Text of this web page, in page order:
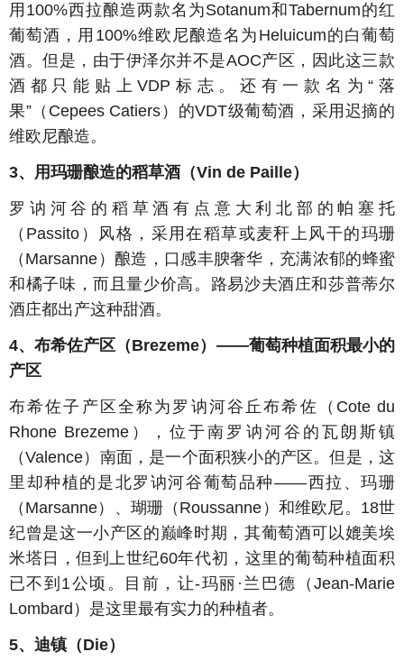
用100%西拉酿造两款名为Sotanum和Tabernum的红
葡萄酒，用100%维欧尼酿造名为Heluicum的白葡萄
酒。但是，由于伊泽尔并不是AOC产区，因此这三款
酒都只能贴上VDP标志。还有一款名为“落
果”（Cepees Catiers）的VDT级葡萄酒，采用迟摘的
维欧尼酿造。
3、用玛珊酿造的稻草酒（Vin de Paille）
罗讷河谷的稻草酒有点意大利北部的帕塞托
（Passito）风格，采用在稻草或麦秆上风干的玛珊
（Marsanne）酿造，口感丰腴奢华，充满浓郁的蜂蜜
和橘子味，而且量少价高。路易沙夫酒庄和莎普蒂尔
酒庄都出产这种甜酒。
4、布希佐产区（Brezeme）——葡萄种植面积最小的
产区
布希佐子产区全称为罗讷河谷丘布希佐（Cote du
Rhone Brezeme），位于南罗讷河谷的瓦朗斯镇
（Valence）南面，是一个面积狭小的产区。但是，这
里却种植的是北罗讷河谷葡萄品种——西拉、玛珊
（Marsanne）、瑚珊（Roussanne）和维欧尼。18世
纪曾是这一小产区的巅峰时期，其葡萄酒可以媲美埃
米塔日，但到上世纪60年代初，这里的葡萄种植面积
已不到1公顷。目前，让-玛丽·兰巴德（Jean-Marie
Lombard）是这里最有实力的种植者。
5、迪镇（Die）